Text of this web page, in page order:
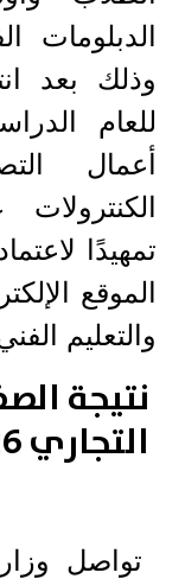
وذلك بعد
أعمال
تمهيدًا
الموقع
والتعليم
نتيجة
التجاري 2026 برقم الجلوس
تواصل